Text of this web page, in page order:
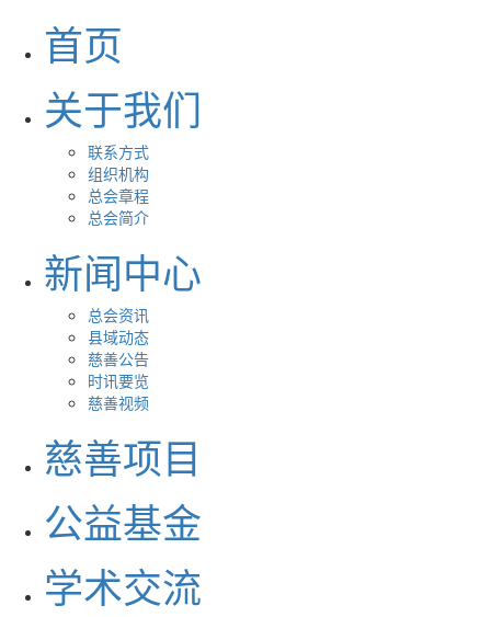
首页
关于我们
联系方式
组织机构
总会章程
总会简介
新闻中心
总会资讯
县域动态
慈善公告
时讯要览
慈善视频
慈善项目
公益基金
学术交流